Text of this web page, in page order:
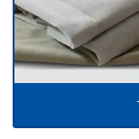
Papel camurça onde
Papel camurça pacote